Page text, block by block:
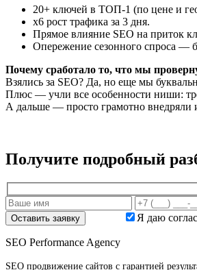
20+ ключей в ТОП-1 (по цене и
x6 рост трафика за 3 дня.
Прямое влияние SEO на приток
Опережение сезонного спроса —
Почему сработало то, что мы
Взялись за SEO? Да, но еще мы
Плюс — учли все особенности ниши:
А дальше — просто грамотно
Получите подробный
Я даю
SEO Performance Agency
SEO продвижение сайтов с гарантией